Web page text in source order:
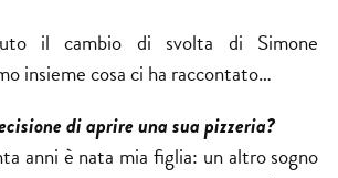
il cambio di svolta di Simone
insieme cosa ci ha raccontato…
di aprire una sua pizzeria?
anni è nata mia figlia: un altro sogno